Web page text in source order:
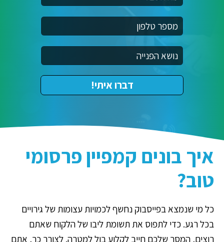
איך בונים קמפיין פרסומי
טוב?
כל מי שנמצא בפייסבוק נחשף לכמויות עצומות של גירויים
בכל רגע. כדי לתפוס את תשומת ליבו של הלקוח שאתם
רוצים, המסר שלכם חייב לקלוע בול למטרה. לצורך כך, אתם